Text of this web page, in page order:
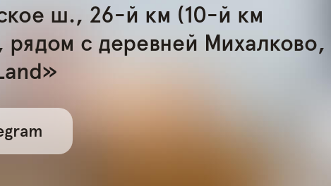
ш., 26-й км (10-й км
с деревней Михалково,